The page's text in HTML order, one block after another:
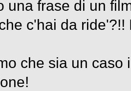
una frase di un
c'hai da
che sia un caso